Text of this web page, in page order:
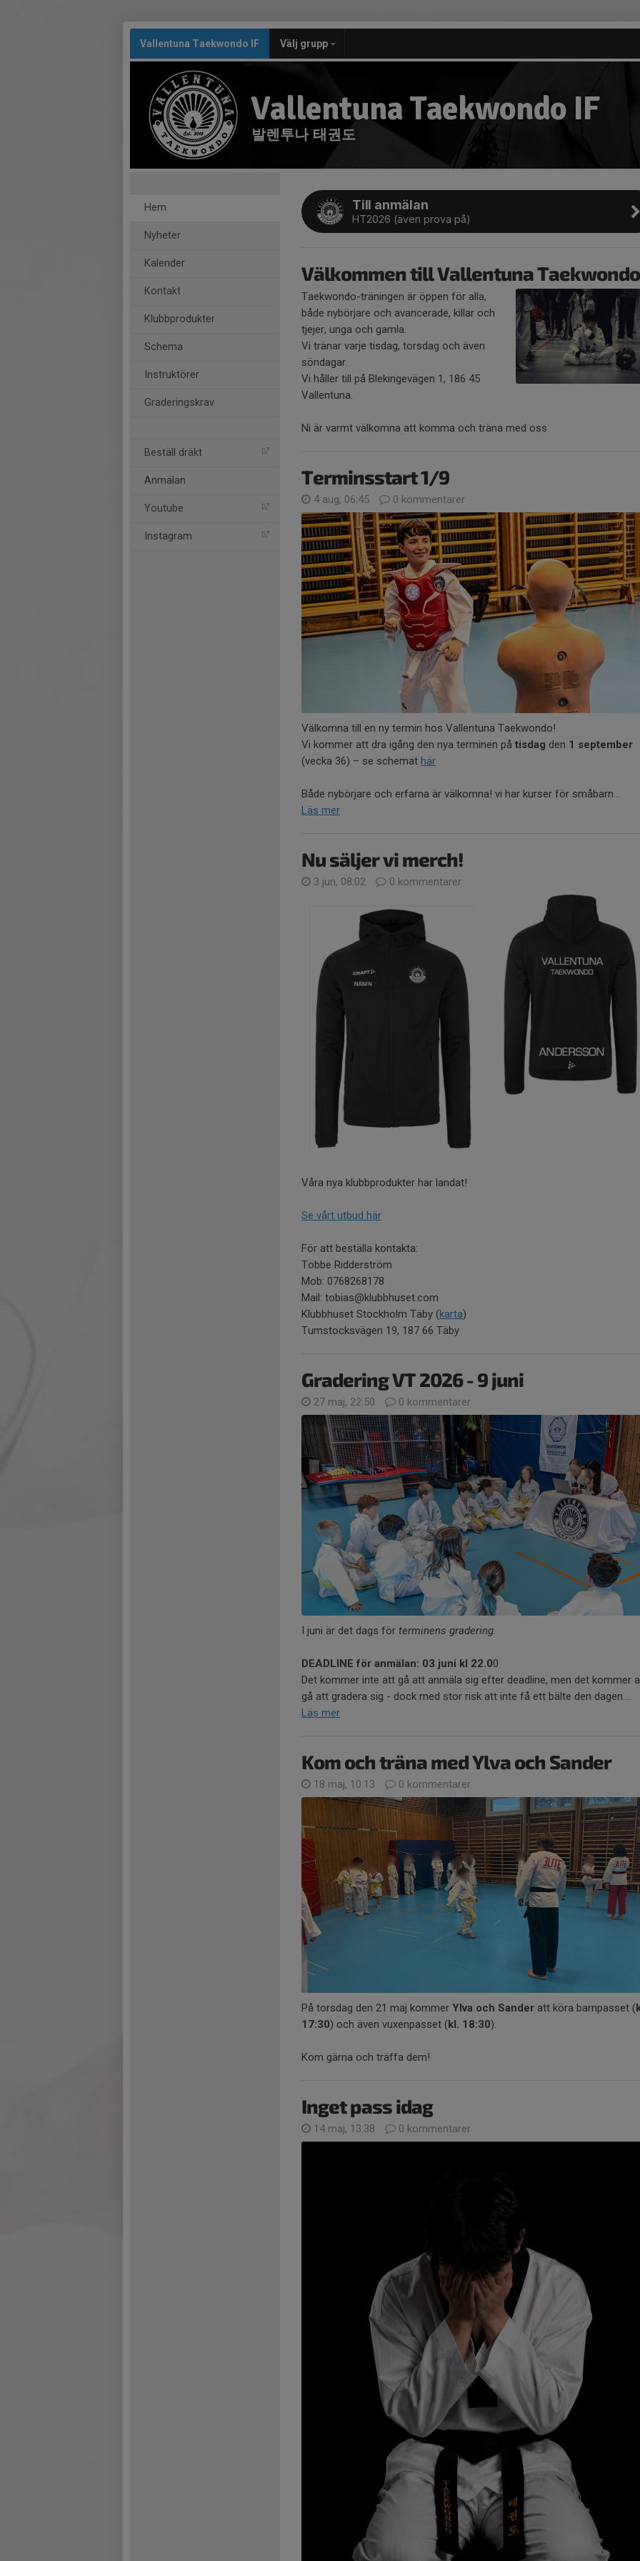
Vallentuna Taekwondo IF Välj grupp
Vallentuna Taekwondo IF
발렌투나 태권도
Hem
Nyheter
Kalender
Kontakt
Klubbprodukter
Schema
Instruktörer
Graderingskrav
Beställ dräkt
Anmälan
Youtube
Instagram
Till anmälan
HT2026 (även prova på)
Välkommen till Vallentuna Taekwondo
Taekwondo-träningen är öppen för alla,
både nybörjare och avancerade, killar och
tjejer, unga och gamla.
Vi tränar varje tisdag, torsdag och även
söndagar.
Vi håller till på Blekingevägen 1, 186 45
Vallentuna.
Ni är varmt välkomna att komma och träna med oss
Terminsstart 1/9
4 aug, 06:45 0 kommentarer
Välkomna till en ny termin hos Vallentuna Taekwondo!
Vi kommer att dra igång den nya terminen på tisdag den 1 september
(vecka 36) – se schemat här
Både nybörjare och erfarna är välkomna! vi har kurser för småbarn...
Läs mer
Nu säljer vi merch!
3 jun, 08:02 0 kommentarer
Våra nya klubbprodukter har landat!
Se vårt utbud här
För att beställa kontakta:
Tobbe Ridderström
Mob: 0768268178
Mail: tobias@klubbhuset.com
Klubbhuset Stockholm Täby (karta)
Tumstocksvägen 19, 187 66 Täby
Gradering VT 2026 - 9 juni
27 maj, 22:50 0 kommentarer
I juni är det dags för terminens gradering.
DEADLINE för anmälan: 03 juni kl 22.00
Det kommer inte att gå att anmäla sig efter deadline, men det kommer
gå att gradera sig - dock med stor risk att inte få ett bälte den dagen....
Läs mer
Kom och träna med Ylva och Sander
18 maj, 10:13 0 kommentarer
På torsdag den 21 maj kommer Ylva och Sander att köra barnpasset (
17:30) och även vuxenpasset (kl. 18:30).
Kom gärna och träffa dem!
Inget pass idag
14 maj, 13:38 0 kommentarer